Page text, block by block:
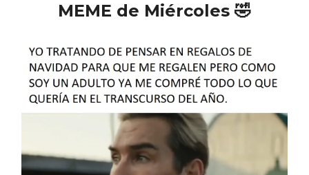
MEME de Miércoles 🤣